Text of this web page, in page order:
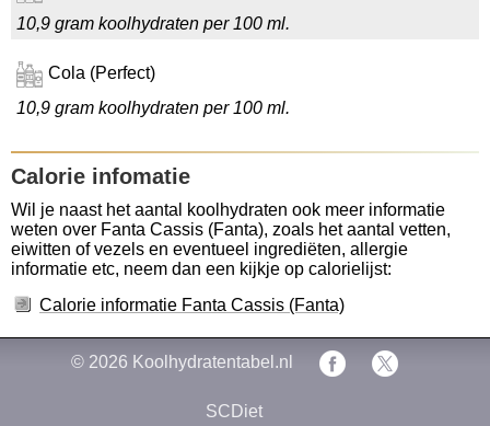
10,9 gram koolhydraten per 100 ml.
Cola (Perfect)
10,9 gram koolhydraten per 100 ml.
Calorie infomatie
Wil je naast het aantal koolhydraten ook meer informatie
weten over Fanta Cassis (Fanta), zoals het aantal vetten,
eiwitten of vezels en eventueel ingrediëten, allergie
informatie etc, neem dan een kijkje op calorielijst:
Calorie informatie Fanta Cassis (Fanta)
© 2026 Koolhydratentabel.nl
SCDiet